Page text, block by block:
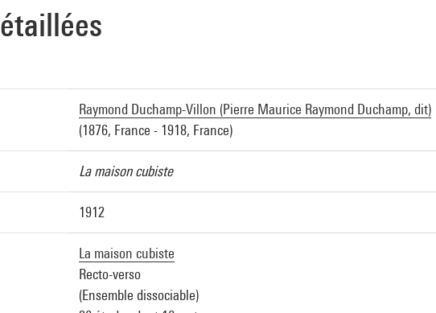
Raymond Duchamp-Villon (Pierre Maurice Raymond Duchamp, dit)
(1876, France - 1918, France)
La maison cubiste
1912
La maison cubiste
Recto-verso
(Ensemble dissociable)